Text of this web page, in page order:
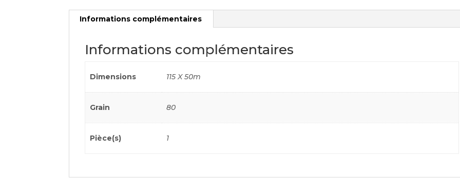
Informations complémentaires
Informations complémentaires
Dimensions 115 X 50m
Grain 80
Pièce(s) 1